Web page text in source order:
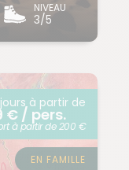
NIVEAU
3/5
à partir de
€ / pers.
à partir de 200 €
EN FAMILLE